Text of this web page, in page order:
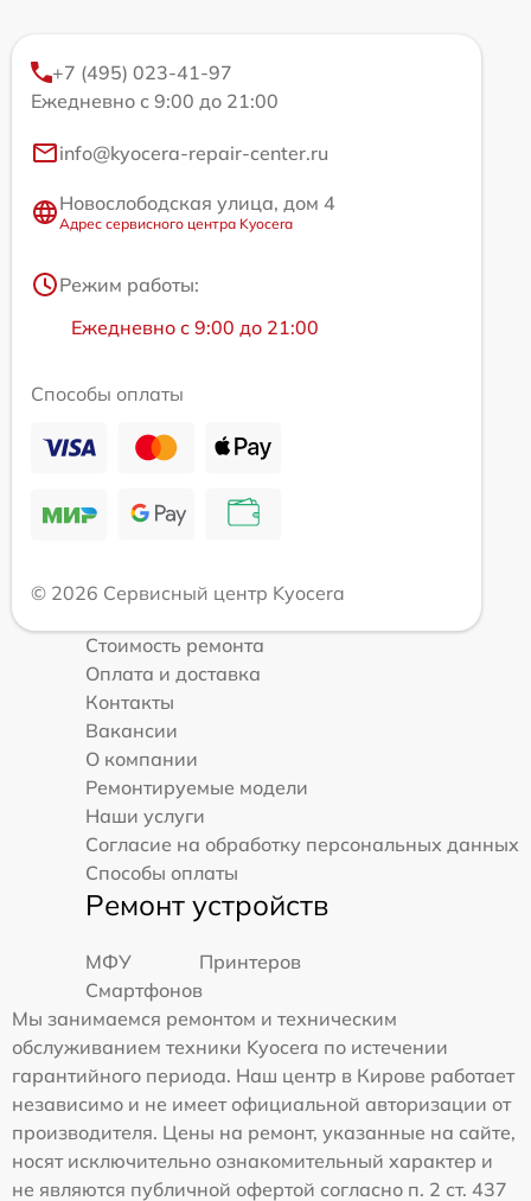
+7 (495) 023-41-97
Ежедневно с 9:00 до 21:00
info@kyocera-repair-center.ru
Новослободская улица, дом 4
Адрес сервисного центра Kyocera
Режим работы:
Ежедневно с 9:00 до 21:00
Способы оплаты
© 2026 Сервисный центр Kyocera
Стоимость ремонта
Оплата и доставка
Контакты
Вакансии
О компании
Ремонтируемые модели
Наши услуги
Согласие на обработку персональных данных
Способы оплаты
Ремонт устройств
МФУ
Принтеров
Смартфонов
Мы занимаемся ремонтом и техническим
обслуживанием техники Kyocera по истечении
гарантийного периода. Наш центр в Кирове работает
независимо и не имеет официальной авторизации от
производителя. Цены на ремонт, указанные на сайте,
носят исключительно ознакомительный характер и
не являются публичной офертой согласно п. 2 ст. 437